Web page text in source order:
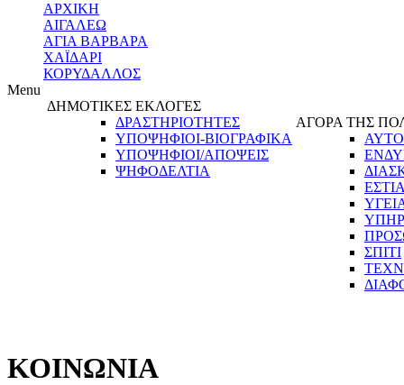
ΑΡΧΙΚΗ
ΑΙΓΑΛΕΩ
ΑΓΙΑ ΒΑΡΒΑΡΑ
ΧΑΪΔΑΡΙ
ΚΟΡΥΔΑΛΛΟΣ
Menu
ΔΗΜΟΤΙΚΕΣ ΕΚΛΟΓΕΣ
ΔΡΑΣΤΗΡΙΟΤΗΤΕΣ
ΥΠΟΨΗΦΙΟΙ-ΒΙΟΓΡΑΦΙΚΑ
ΥΠΟΨΗΦΙΟΙ/ΑΠΟΨΕΙΣ
ΨΗΦΟΔΕΛΤΙΑ
ΑΓΟΡΑ ΤΗΣ
ΣΠΙΤΙ
ΚΟΙΝΩΝΙΑ